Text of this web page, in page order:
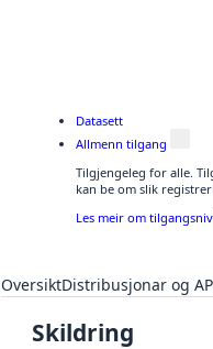
Datasett
Allmenn tilgang
Tilgjengeleg for alle.
kan be om slik
Les meir om
OversiktDistribusjonar og
Skildring